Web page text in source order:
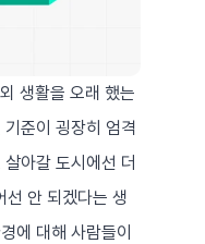
생활을 오래 했는
준이 굉장히 엄격
아갈 도시에선 더
선 안 되겠다는 생
에 대해 사람들이